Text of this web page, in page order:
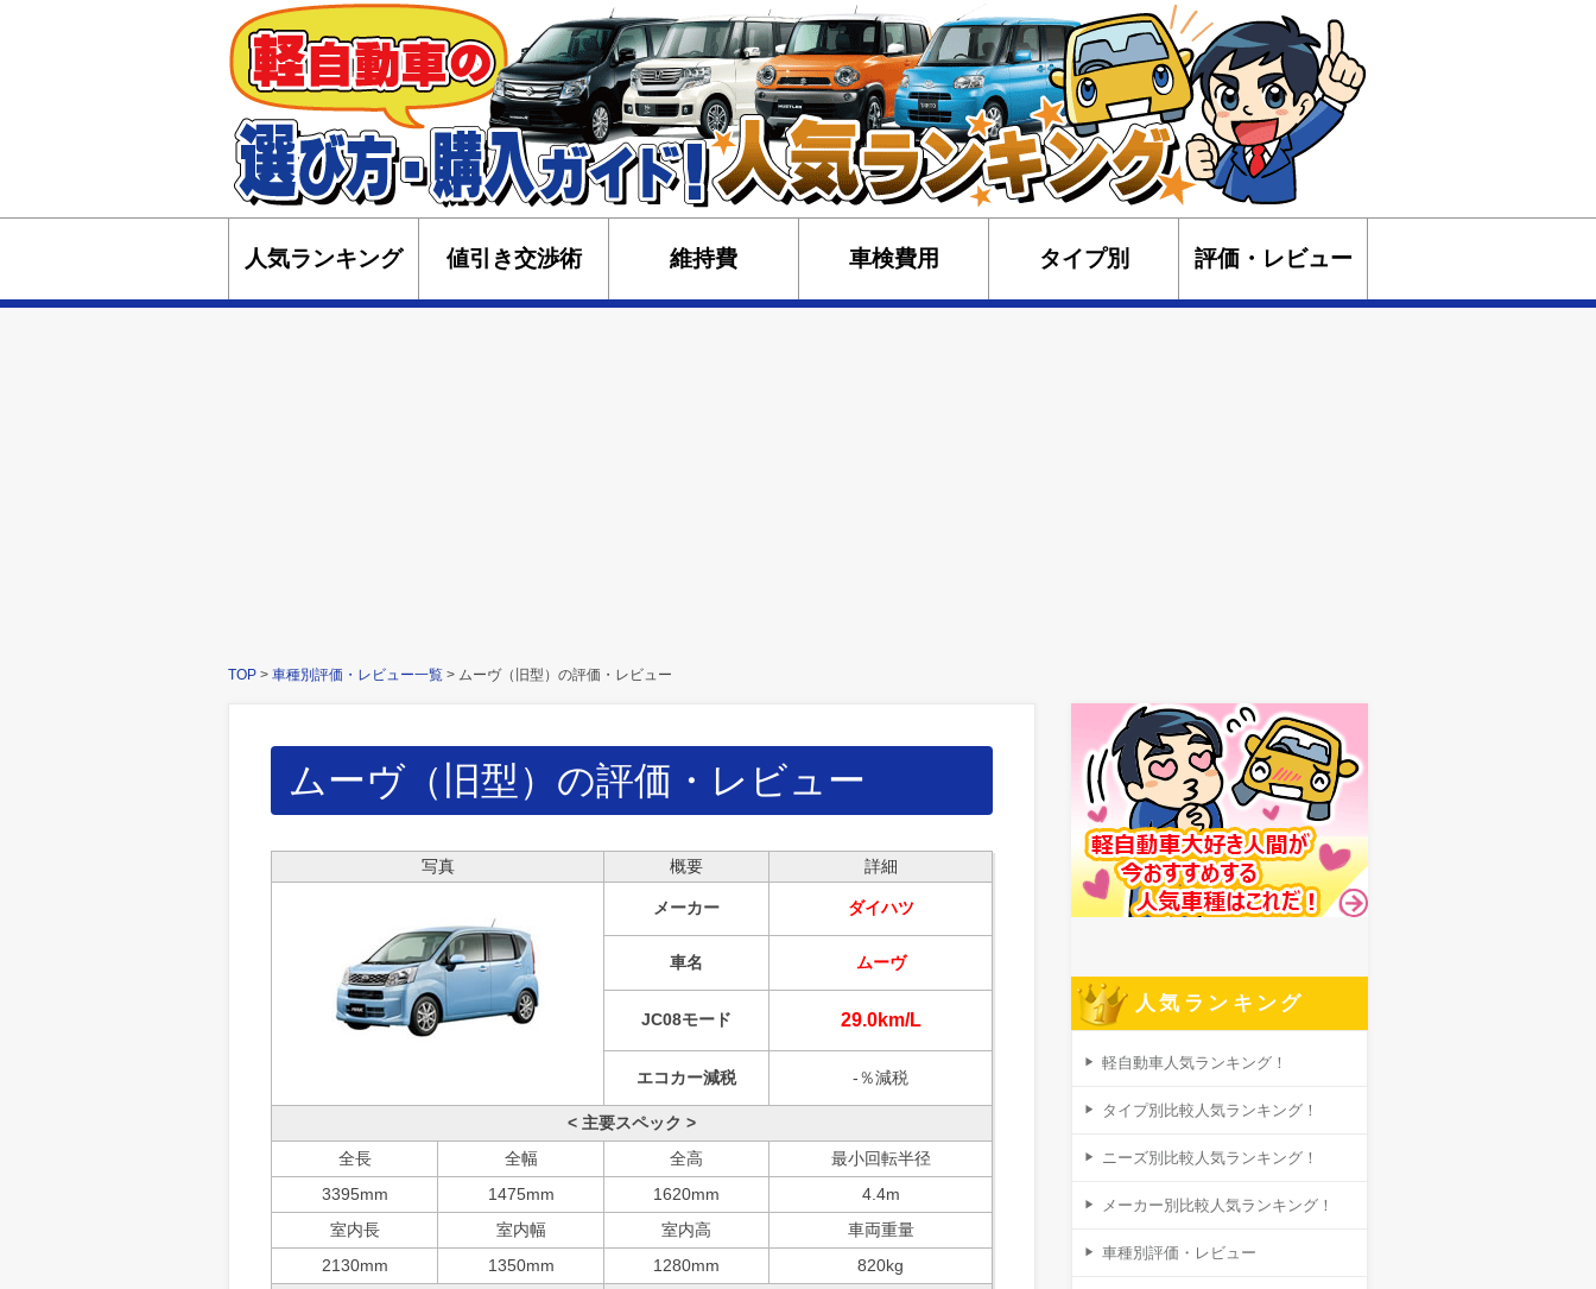
人気ランキング 値引き交渉術 維持費 車検費用 タイプ別 評価・レビュー
TOP > 車種別評価・レビュー一覧 > ムーヴ（旧型）の評価・レビュー
ムーヴ（旧型）の評価・レビュー
写真 概要 詳細
メーカー ダイハツ
車名 ムーヴ
JC08モード 29.0km/L
エコカー減税 -％減税
< 主要スペック >
全長
全幅 全高
最小回転半径
3395mm
1475mm 1620mm
4.4m
室内長
室内幅 室内高
車両重量
2130mm
1350mm 1280mm
820kg
人気ランキング
軽自動車人気ランキング！
タイプ別比較人気ランキング！
ニーズ別比較人気ランキング！
メーカー別比較人気ランキング！
車種別評価・レビュー